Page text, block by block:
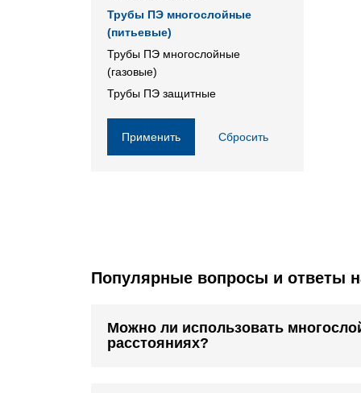
Трубы ПЭ многослойные
(питьевые)
Трубы ПЭ многослойные
(газовые)
Трубы ПЭ защитные
Применить Сбросить
Популярные вопросы и ответы
Можно ли использовать
расстояниях?